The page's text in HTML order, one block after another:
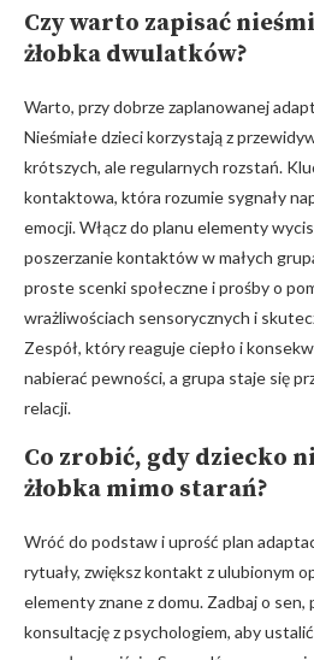
Czy warto zapisać
żłobka dwulatków?
Warto, przy dobrze zaplanowanej
Nieśmiałe dzieci korzystają z
krótszych, ale regularnych rozstań.
kontaktowa, która rozumie sygnały
emocji. Włącz do planu elementy
poszerzanie kontaktów w małych
proste scenki społeczne i prośby o
wrażliwościach sensorycznych i
Zespół, który reaguje ciepło i
nabierać pewności, a grupa staje się
relacji.
Co zrobić, gdy dziecko
żłobka mimo starań?
Wróć do podstaw i uprość plan
rytuały, zwiększ kontakt z ulubionym
elementy znane z domu. Zadbaj o sen,
konsultację z psychologiem, aby